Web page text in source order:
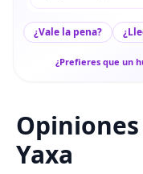
¿Vale la pena?
¿Prefieres que un
Yaxa